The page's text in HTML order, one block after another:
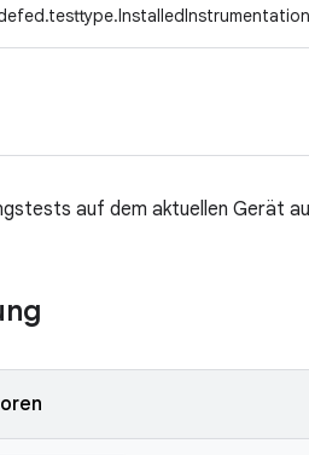
auf dem aktuellen Gerät